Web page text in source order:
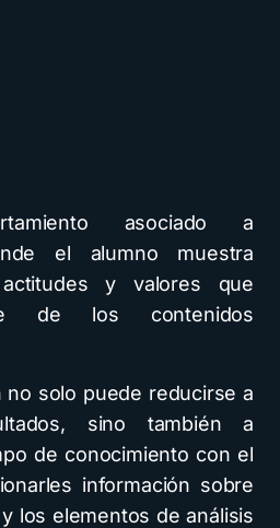
asociado a
el alumno muestra
y valores que
de los contenidos
no solo puede reducirse a
sino también a
de conocimiento con el
información sobre
los elementos de análisis